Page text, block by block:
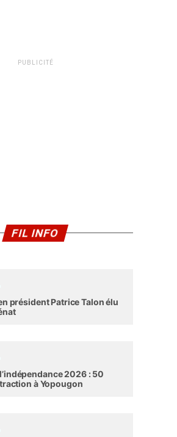
PUBLICITÉ
FIL INFO
président Patrice Talon élu
2026 : 50
à Yopougon